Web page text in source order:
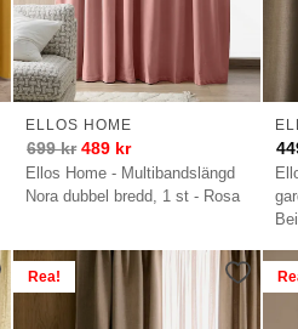
Ellos Home - Multibandslängd
Nora dubbel bredd, 1 st - Rosa
ELLOS HOME
699kr 489 kr
Rea!